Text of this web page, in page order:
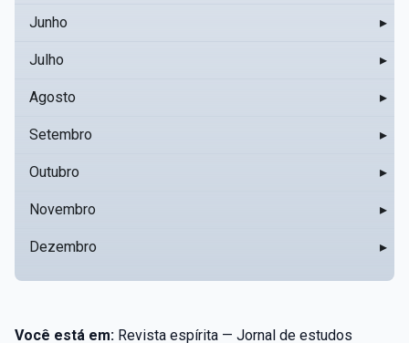
Junho ▸
Julho ▸
Agosto ▸
Setembro ▸
Outubro ▸
Novembro ▸
Dezembro ▸
Você está em: Revista espírita — Jornal de estudos